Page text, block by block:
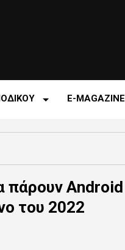
E-MAGAZINE
πάρουν Android
του 2022